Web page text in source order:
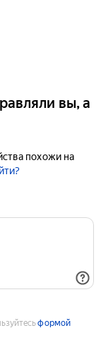
вы, а
похожи на
формой